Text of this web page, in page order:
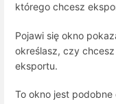
którego chcesz
Pojawi się okno
określasz, czy
eksportu.
To okno jest podobne